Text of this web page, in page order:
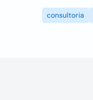
consultoria